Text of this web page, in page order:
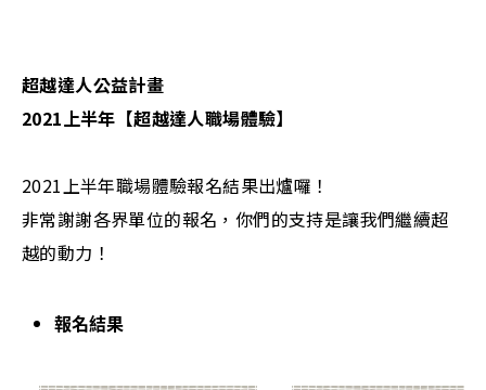
超越達人公益計畫
2021上半年【超越達人職場體驗】
2021上半年職場體驗報名結果出爐囉！
非常謝謝各界單位的報名，你們的支持是讓我們繼續超
越的動力！
報名結果